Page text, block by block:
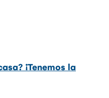
¡Tenemos la